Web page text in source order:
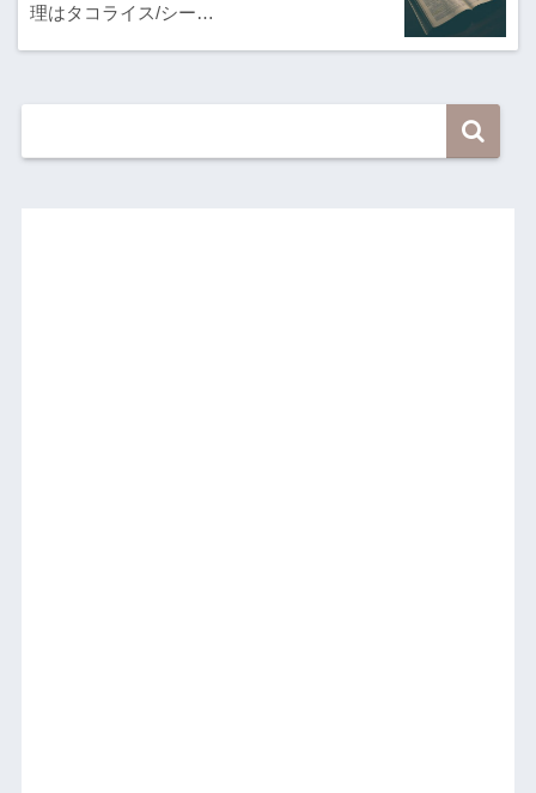
理はタコライス/シー…